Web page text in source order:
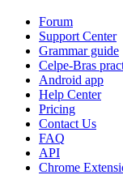
Forum
Support Center
Grammar guide
Celpe-Bras
Android app
Help Center
Pricing
Contact Us
FAQ
API
Chrome